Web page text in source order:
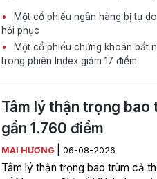
Một cổ phiếu ngân hàng bị tự
hồi phục
Một cổ phiếu chứng khoán bất
trong phiên Index giảm 17 điểm
Tâm lý thận trọng
gần 1.760 điểm
MAI HƯƠNG 06-08-2026
Tâm lý thận trọng bao trùm cả